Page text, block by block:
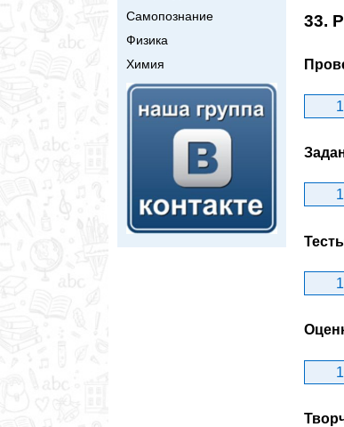
Самопознание
Физика
Химия
33.
1
1
1
1